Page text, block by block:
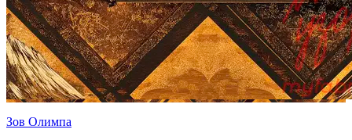
Зов Олимпа